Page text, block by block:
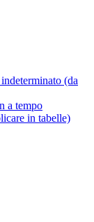
(da
a tempo
in tabelle)